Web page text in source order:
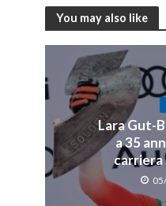
You may also like
Lara Gut-
a 35
carriera